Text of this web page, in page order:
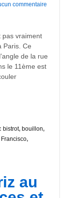
commentaire
pas vraiment
Paris. Ce
de la rue
le 11ème est
bistrot, bouillon,
,
au